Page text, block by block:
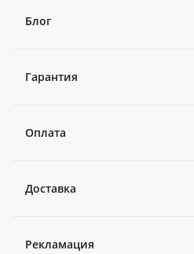
Блог
Гарантия
Оплата
Доставка
Рекламация